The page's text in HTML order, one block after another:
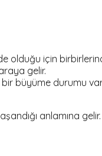
olduğu için
gelir.
bir büyüme durumu
anlamına gelir.